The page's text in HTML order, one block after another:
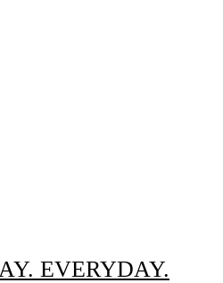
EVERYDAY.